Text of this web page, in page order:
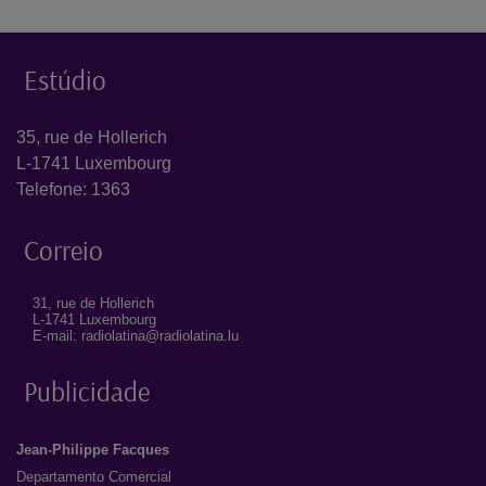
Estúdio
35, rue de Hollerich
L-1741 Luxembourg
Telefone: 1363
Correio
31, rue de Hollerich
L-1741 Luxembourg
E-mail: radiolatina@radiolatina.lu
Publicidade
Jean-Philippe Facques
Departamento Comercial